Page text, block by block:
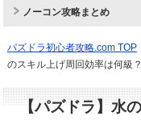
ノーコン攻略まとめ
パズドラ初心者攻略.com TOP
のスキル上げ周回効率は何級？
【パズドラ】水